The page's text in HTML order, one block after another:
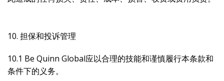
10. 担保和投诉管理
10.1 Be Quinn Global应以合理的技能和谨慎履行本条款和
条件下的义务。